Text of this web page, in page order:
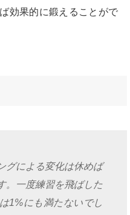
効果的に鍛えることがで
グによる変化は休めば
。一度練習を飛ばした
1%にも満たないでし